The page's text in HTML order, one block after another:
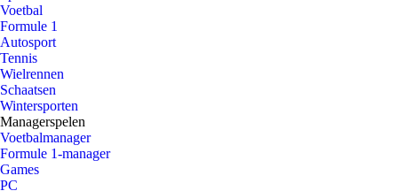
Voetbal
Formule 1
Autosport
Tennis
Wielrennen
Schaatsen
Wintersporten
Managerspelen
Voetbalmanager
Formule 1-manager
Games
PC